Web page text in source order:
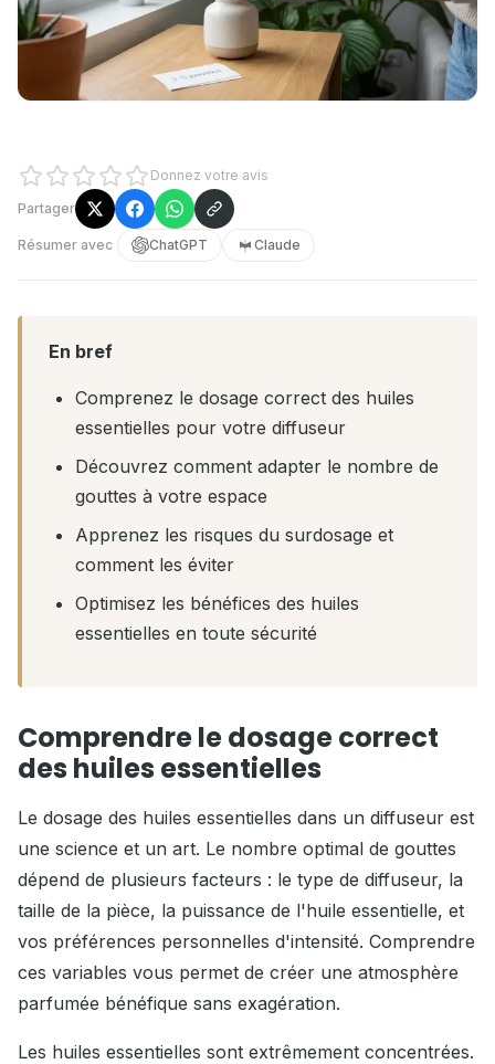
Donnez votre avis
Partager
Résumer avec ChatGPT Claude
En bref
Comprenez le dosage correct des huiles
essentielles pour votre diffuseur
Découvrez comment adapter le nombre de
gouttes à votre espace
Apprenez les risques du surdosage et
comment les éviter
Optimisez les bénéfices des huiles
essentielles en toute sécurité
Comprendre le dosage correct
des huiles essentielles
Le dosage des huiles essentielles dans un diffuseur est
une science et un art. Le nombre optimal de gouttes
dépend de plusieurs facteurs : le type de diffuseur, la
taille de la pièce, la puissance de l'huile essentielle, et
vos préférences personnelles d'intensité. Comprendre
ces variables vous permet de créer une atmosphère
parfumée bénéfique sans exagération.
Les huiles essentielles sont extrêmement concentrées.